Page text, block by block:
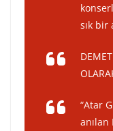
sık bir
“Atar
anılan